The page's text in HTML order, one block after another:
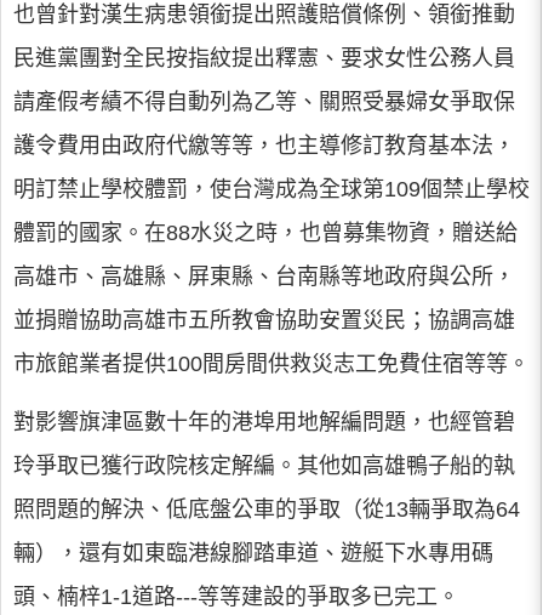
也曾針對漢生病患領銜提出照護賠償條例、領銜推動
民進黨團對全民按指紋提出釋憲、要求女性公務人員
請產假考績不得自動列為乙等、關照受暴婦女爭取保
護令費用由政府代繳等等，也主導修訂教育基本法，
明訂禁止學校體罰，使台灣成為全球第109個禁止學校
體罰的國家。在88水災之時，也曾募集物資，贈送給
高雄市、高雄縣、屏東縣、台南縣等地政府與公所，
並捐贈協助高雄市五所教會協助安置災民；協調高雄
市旅館業者提供100間房間供救災志工免費住宿等等。
對影響旗津區數十年的港埠用地解編問題，也經管碧
玲爭取已獲行政院核定解編。其他如高雄鴨子船的執
照問題的解決、低底盤公車的爭取（從13輛爭取為64
輛），還有如東臨港線腳踏車道、遊艇下水專用碼
頭、楠梓1-1道路---等等建設的爭取多已完工。